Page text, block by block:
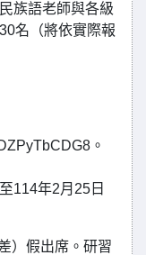
族語老師與各級
名（將依實際報
。
114年2月25日
）假出席。研習